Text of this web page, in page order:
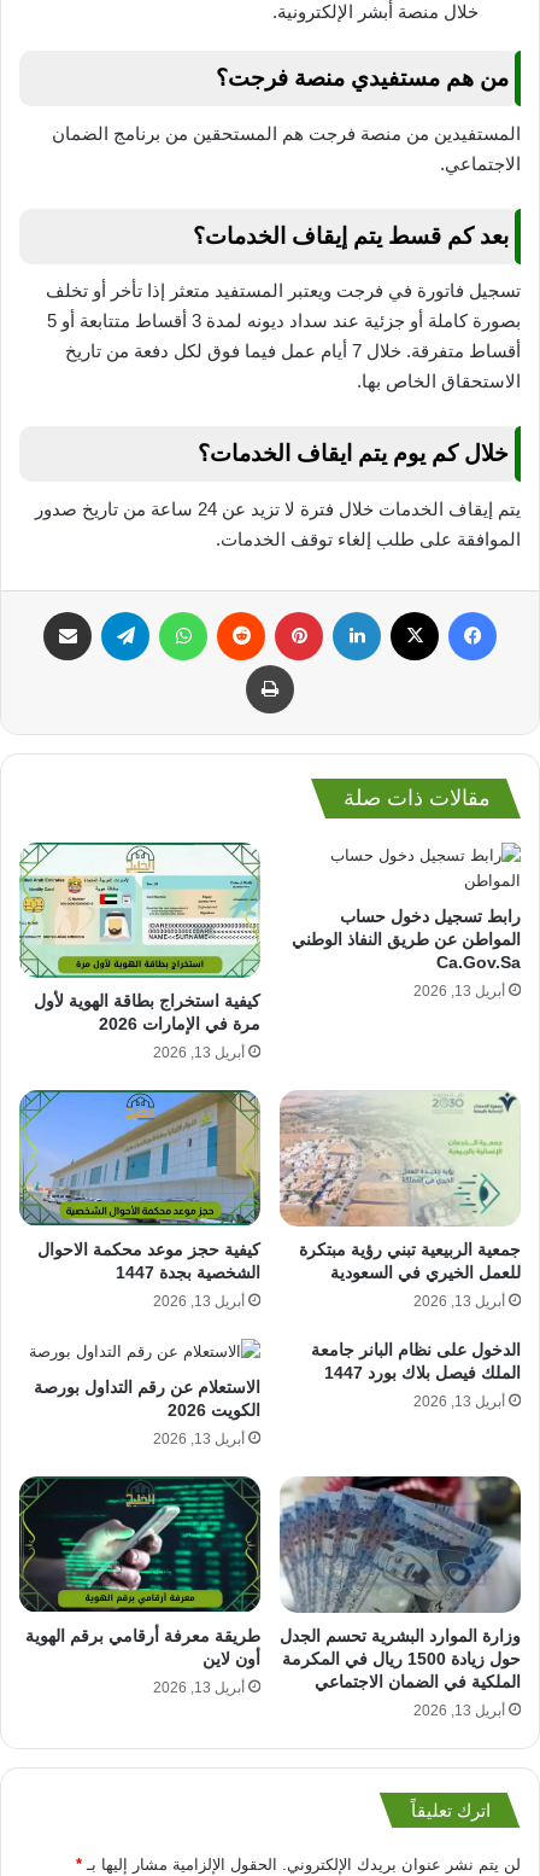
خلال منصة أبشر الإلكترونية.
من هم مستفيدي منصة فرجت؟
المستفيدين من منصة فرجت هم المستحقين من برنامج الضمان
الاجتماعي.
بعد كم قسط يتم إيقاف الخدمات؟
تسجيل فاتورة في فرجت ويعتبر المستفيد متعثر إذا تأخر أو تخلف
بصورة كاملة أو جزئية عند سداد ديونه لمدة 3 أقساط متتابعة أو 5
أقساط متفرقة. خلال 7 أيام عمل فيما فوق لكل دفعة من تاريخ
الاستحقاق الخاص بها.
خلال كم يوم يتم ايقاف الخدمات؟
يتم إيقاف الخدمات خلال فترة لا تزيد عن 24 ساعة من تاريخ صدور
الموافقة على طلب إلغاء توقف الخدمات.
فيسبوك لينكدإن بينتيريست واتساب تيلقرام
طباعة
مقالات ذات صلة
رابط تسجيل دخول حساب
المواطن عن طريق النفاذ الوطني
Ca.Gov.Sa
أبريل 13, 2026
كيفية استخراج بطاقة الهوية لأول
مرة في الإمارات 2026
أبريل 13, 2026
جمعية الربيعية تبني رؤية مبتكرة
للعمل الخيري في السعودية
أبريل 13, 2026
كيفية حجز موعد محكمة الاحوال
الشخصية بجدة 1447
أبريل 13, 2026
الدخول على نظام البانر جامعة
الملك فيصل بلاك بورد 1447
أبريل 13, 2026
الاستعلام عن رقم التداول بورصة
الكويت 2026
أبريل 13, 2026
وزارة الموارد البشرية تحسم الجدل
حول زيادة 1500 ريال في المكرمة
الملكية في الضمان الاجتماعي
أبريل 13, 2026
طريقة معرفة أرقامي برقم الهوية
أون لاين
أبريل 13, 2026
اترك تعليقاً
لن يتم نشر عنوان بريدك الإلكتروني. الحقول الإلزامية مشار إليها بـ *